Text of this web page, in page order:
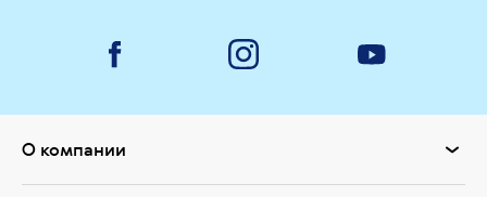
О компании